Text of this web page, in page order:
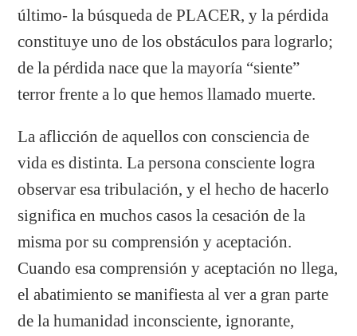
último- la búsqueda de PLACER, y la pérdida
constituye uno de los obstáculos para lograrlo;
de la pérdida nace que la mayoría “siente”
terror frente a lo que hemos llamado muerte.
La aflicción de aquellos con consciencia de
vida es distinta. La persona consciente logra
observar esa tribulación, y el hecho de hacerlo
significa en muchos casos la cesación de la
misma por su comprensión y aceptación.
Cuando esa comprensión y aceptación no llega,
el abatimiento se manifiesta al ver a gran parte
de la humanidad inconsciente, ignorante,